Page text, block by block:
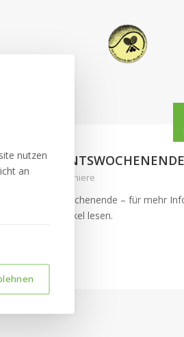
3TES ADVENTSWOCHENENDE
Kategorie: Turniere
3tes Adventswochenende – für mehr
den ganzen Artikel lesen.
nutzen
an